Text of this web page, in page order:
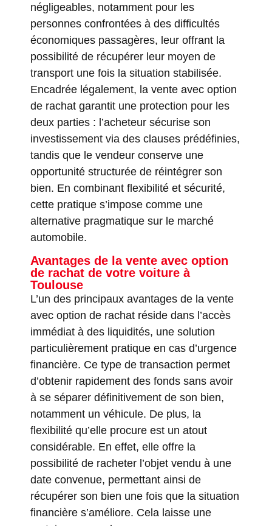
négligeables, notamment pour les
personnes confrontées à des difficultés
économiques passagères, leur offrant la
possibilité de récupérer leur moyen de
transport une fois la situation stabilisée.
Encadrée légalement, la vente avec option
de rachat garantit une protection pour les
deux parties : l’acheteur sécurise son
investissement via des clauses prédéfinies,
tandis que le vendeur conserve une
opportunité structurée de réintégrer son
bien. En combinant flexibilité et sécurité,
cette pratique s’impose comme une
alternative pragmatique sur le marché
automobile.
Avantages de la vente avec option
de rachat de votre voiture à
Toulouse
L’un des principaux avantages de la vente
avec option de rachat réside dans l’accès
immédiat à des liquidités, une solution
particulièrement pratique en cas d’urgence
financière. Ce type de transaction permet
d’obtenir rapidement des fonds sans avoir
à se séparer définitivement de son bien,
notamment un véhicule. De plus, la
flexibilité qu’elle procure est un atout
considérable. En effet, elle offre la
possibilité de racheter l’objet vendu à une
date convenue, permettant ainsi de
récupérer son bien une fois que la situation
financière s’améliore. Cela laisse une